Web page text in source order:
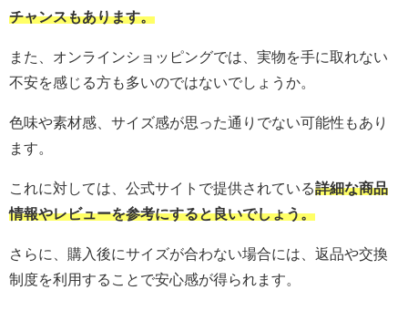
チャンスもあります。
また、オンラインショッピングでは、実物を手に取れない
不安を感じる方も多いのではないでしょうか。
色味や素材感、サイズ感が思った通りでない可能性もあり
ます。
これに対しては、公式サイトで提供されている詳細な商品
情報やレビューを参考にすると良いでしょう。
さらに、購入後にサイズが合わない場合には、返品や交換
制度を利用することで安心感が得られます。